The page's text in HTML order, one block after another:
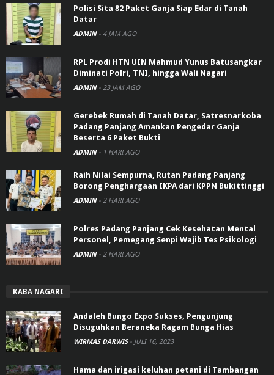
Polisi Sita 82 Paket Ganja Siap Edar di Tanah
Datar
ADMIN - 4 JAM AGO
RPL Prodi HTN UIN Mahmud Yunus Batusangkar
Diminati Polri, TNI, hingga Wali Nagari
ADMIN - 23 JAM AGO
Gerebek Rumah di Tanah Datar, Satresnarkoba
Padang Panjang Amankan Pengedar Ganja
Beserta 6 Paket Bukti
ADMIN - 1 HARI AGO
Raih Nilai Sempurna, Rutan Padang Panjang
Borong Penghargaan IKPA dari KPPN Bukittinggi
ADMIN - 2 HARI AGO
Polres Padang Panjang Cek Kesehatan Mental
Personel, Pemegang Senpi Wajib Tes Psikologi
ADMIN - 2 HARI AGO
KABA NAGARI
Andaleh Bungo Expo Sukses, Pengunjung
Disuguhkan Beraneka Ragam Bunga Hias
WIRMAS DARWIS - JULI 16, 2023
Hama dan irigasi keluhan petani di Tambangan